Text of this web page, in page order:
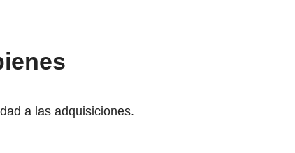
a las adquisiciones.